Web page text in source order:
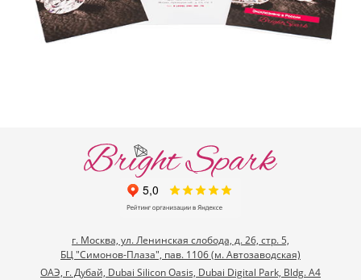
г. Москва, ул. Ленинская слобода, д. 26, стр. 5,
БЦ "Симонов-Плаза", пав. 1106 (м. Автозаводская)
ОАЭ, г. Дубай, Dubai Silicon Oasis, Dubai Digital Park, Bldg. A4